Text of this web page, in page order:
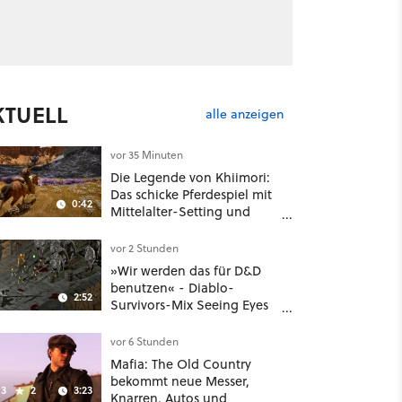
alle anzeigen
0:42
vor 35 Minuten
Die Legende von Khiimori:
Das schicke Pferdespiel mit
Mittelalter-Setting und
noch größer und
gefährlicher
2:52
vor 2 Stunden
»Wir werden das für D&D
benutzen« - Diablo-
Survivors-Mix Seeing Eyes
nützliches Map-Tool
2 3:23
vor 6 Stunden
Mafia: The Old Country
bekommt neue Messer,